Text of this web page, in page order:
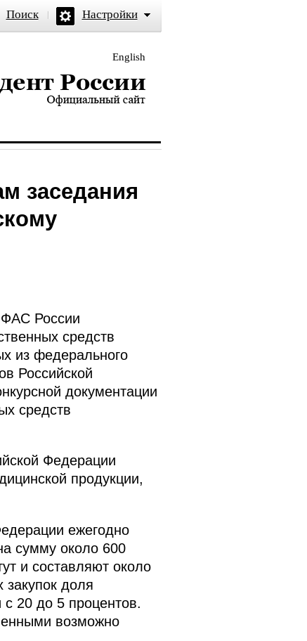
Поиск Настройки
English
официальный сайт
заседания
ФАС России
средств
из федерального
Российской
документации
средств
Федерации
продукции,
ежегодно
сумму около 600
и составляют около
доля
20 до 5 процентов.
возможно